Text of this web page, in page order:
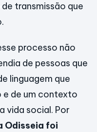
transmissão que
processo não
de pessoas que
linguagem que
de um contexto
vida social. Por
Odisseia foi